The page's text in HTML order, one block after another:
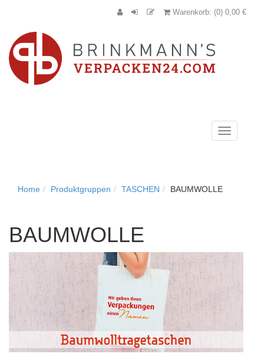
Warenkorb: (0) 0,00 €
Navigation
anzeigen
Home Produktgruppen TASCHEN BAUMWOLLE
BAUMWOLLE